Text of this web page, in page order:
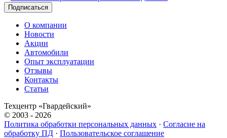
Подписаться
О компании
Новости
Акции
Автомобили
Опыт эксплуатации
Отзывы
Контакты
Статьи
Техцентр «Гвардейский»
© 2003 - 2026
Политика обработки персональных данных · Согласие на
обработку ПД · Пользовательское соглашение